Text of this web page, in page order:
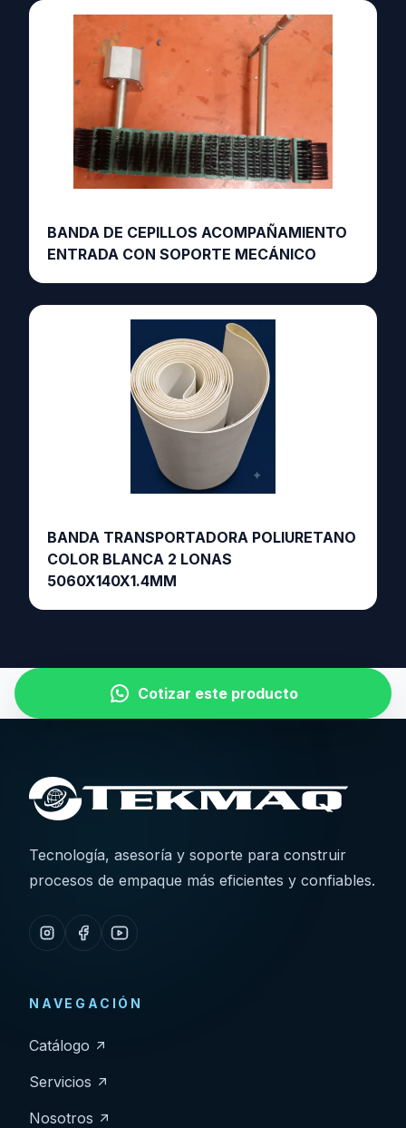
BANDA DE CEPILLOS ACOMPAÑAMIENTO
ENTRADA CON SOPORTE MECÁNICO
BANDA TRANSPORTADORA POLIURETANO
COLOR BLANCA 2 LONAS
5060X140X1.4MM
Cotizar este producto
Tecnología, asesoría y soporte para construir
procesos de empaque más eficientes y confiables.
NAVEGACIÓN
Catálogo
Servicios
Nosotros